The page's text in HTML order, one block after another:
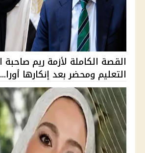
التعليم ومحضر بعد إنكارها أورا...